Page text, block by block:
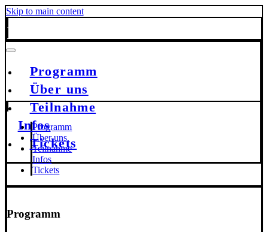
Skip to main content
Programm
Über uns
Teilnahme
Infos
Tickets
Programm
Über uns
Teilnahme
Infos
Tickets
Programm